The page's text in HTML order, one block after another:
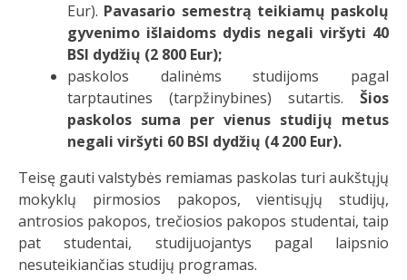
Eur). Pavasario semestrą teikiamų paskolų
gyvenimo išlaidoms dydis negali viršyti 40
BSI dydžių (2 800 Eur);
paskolos dalinėms studijoms pagal
tarptautines (tarpžinybines) sutartis. Šios
paskolos suma per vienus studijų metus
negali viršyti 60 BSI dydžių (4 200 Eur).
Teisę gauti valstybės remiamas paskolas turi aukštųjų
mokyklų pirmosios pakopos, vientisųjų studijų,
antrosios pakopos, trečiosios pakopos studentai, taip
pat studentai, studijuojantys pagal laipsnio
nesuteikiančias studijų programas.